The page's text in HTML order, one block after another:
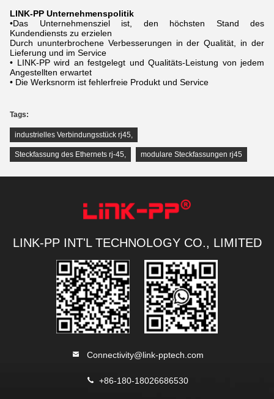
LINK-PP Unternehmenspolitik
•Das Unternehmensziel ist, den höchsten Stand des
Kundendiensts zu erzielen
Durch ununterbrochene Verbesserungen in der Qualität, in der
Lieferung und im Service
• LINK-PP wird an festgelegt und Qualitäts-Leistung von jedem
Angestellten erwartet
• Die Werksnorm ist fehlerfreie Produkt und Service
Tags:
industrielles Verbindungsstück rj45,
Steckfassung des Ethernets rj-45, modulare Steckfassungen rj45
LINK-PP INT'L TECHNOLOGY CO., LIMITED
Connectivity@link-pptech.com
+86-180-18026686530